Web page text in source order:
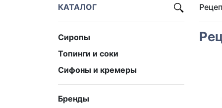
КАТАЛОГ
Сиропы
Топинги и соки
Сифоны и кремеры
Бренды